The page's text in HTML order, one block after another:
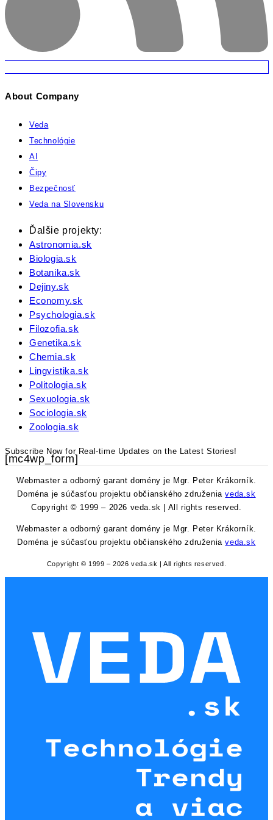
About Company
Veda
Technológie
AI
Čipy
Bezpečnosť
Veda na Slovensku
Ďalšie projekty:
Astronomia.sk
Biologia.sk
Botanika.sk
Dejiny.sk
Economy.sk
Psychologia.sk
Filozofia.sk
Genetika.sk
Chemia.sk
Lingvistika.sk
Politologia.sk
Sexuologia.sk
Sociologia.sk
Zoologia.sk
Subscribe Now for Real-time Updates on the Latest Stories!
[mc4wp_form]
Webmaster a odborný garant domény je Mgr. Peter Krákorník.
Doména je súčasťou projektu občianského združeniaveda.sk
Copyright © 1999 – 2026 veda.sk | All rights reserved.
Webmaster a odborný garant domény je Mgr. Peter Krákorník.
Doména je súčasťou projektu občianského združeniaveda.sk
Copyright © 1999 – 2026 veda.sk | All rights reserved.